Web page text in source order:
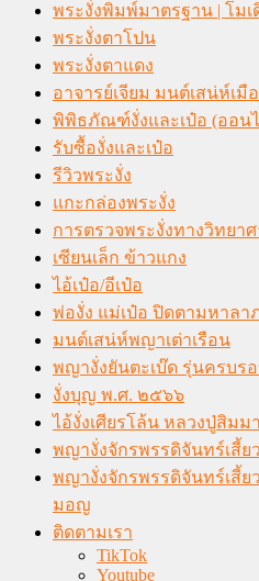
พระงั่งพิมพ์มาตรฐาน | โมเ
พระงั่งตาโปน
พระงั่งตาแดง
อาจารย์เจียม มนต์เสน่ห์เมื
พิพิธภัณฑ์งั่งและเป๋อ (ออน
รับซื้องั่งและเป๋อ
รีวิวพระงั่ง
แกะกล่องพระงั่ง
การตรวจพระงั่งทางวิทยา
เซียนเล็ก ข้าวแกง
ไอ้เป๋อ/อีเป๋อ
พ่องั่ง แม่เป๋อ ปิดตามหาลา
มนต์เสน่ห์พญาเต่าเรือน
พญางั่งยันตะเบ๊ด รุ่นครบร
งั่งบุญ พ.ศ. ๒๕๖๖
ไอ้งั่งเศียรโล้น หลวงปู่สิมม
พญางั่งจักรพรรดิจันทร์เสี้ยว
พญางั่งจักรพรรดิจันทร์เสี้ย
มอญ
ติดตามเรา
TikTok
Youtube